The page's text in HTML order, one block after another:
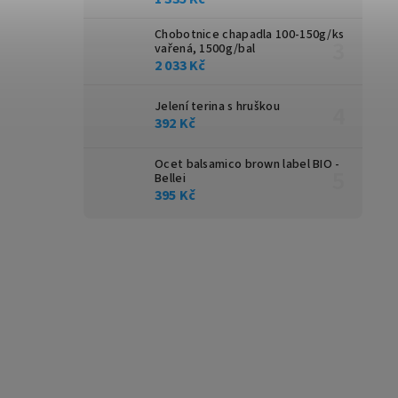
Chobotnice chapadla 100-150g/ks
vařená, 1500g/bal
2 033 Kč
Jelení terina s hruškou
392 Kč
Ocet balsamico brown label BIO -
Bellei
395 Kč